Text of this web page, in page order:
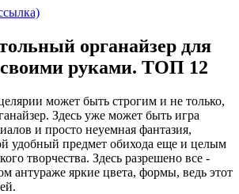
органайзер для
руками. ТОП 12
может быть строгим и не только,
Здесь уже может быть игра
и просто неуемная фантазия,
удобный предмет обихода еще и целым
творчества. Здесь разрешено все -
антураже яркие цвета, формы, ведь этот